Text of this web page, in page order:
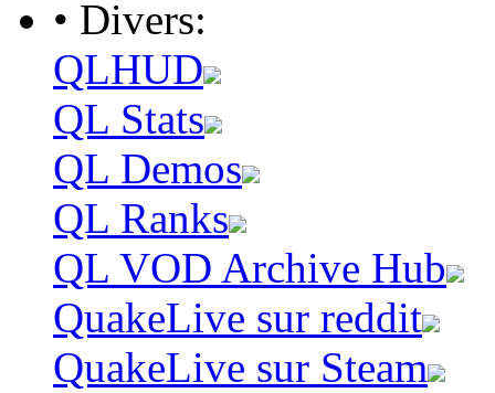
• Divers:
QLHUD
QL Stats
QL Demos
QL Ranks
QL VOD Archive Hub
QuakeLive sur reddit
QuakeLive sur Steam